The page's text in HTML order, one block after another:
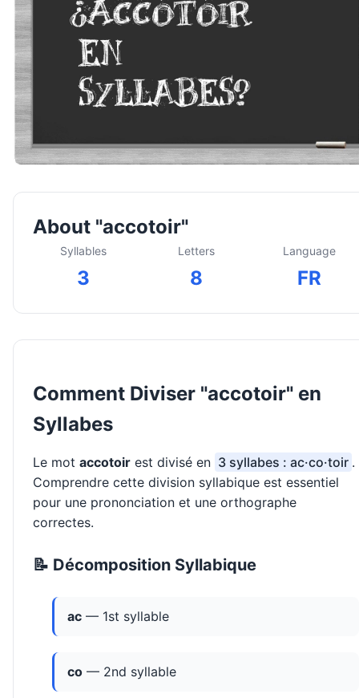
About "accotoir"
Syllables
3
Letters
8
Language
FR
Comment Diviser "accotoir" en
Syllabes
Le mot accotoir est divisé en 3 syllabes : ac·co·toir .
Comprendre cette division syllabique est essentiel
pour une prononciation et une orthographe
correctes.
📝 Décomposition Syllabique
ac — 1st syllable
co — 2nd syllable